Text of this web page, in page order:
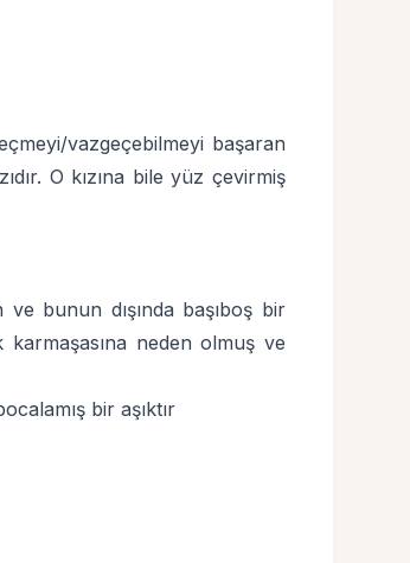
vazgeçebilmeyi başaran
O kızına bile yüz çevirmiş
bunun dışında başıboş bir
karmaşasına neden olmuş ve
bir aşıktır